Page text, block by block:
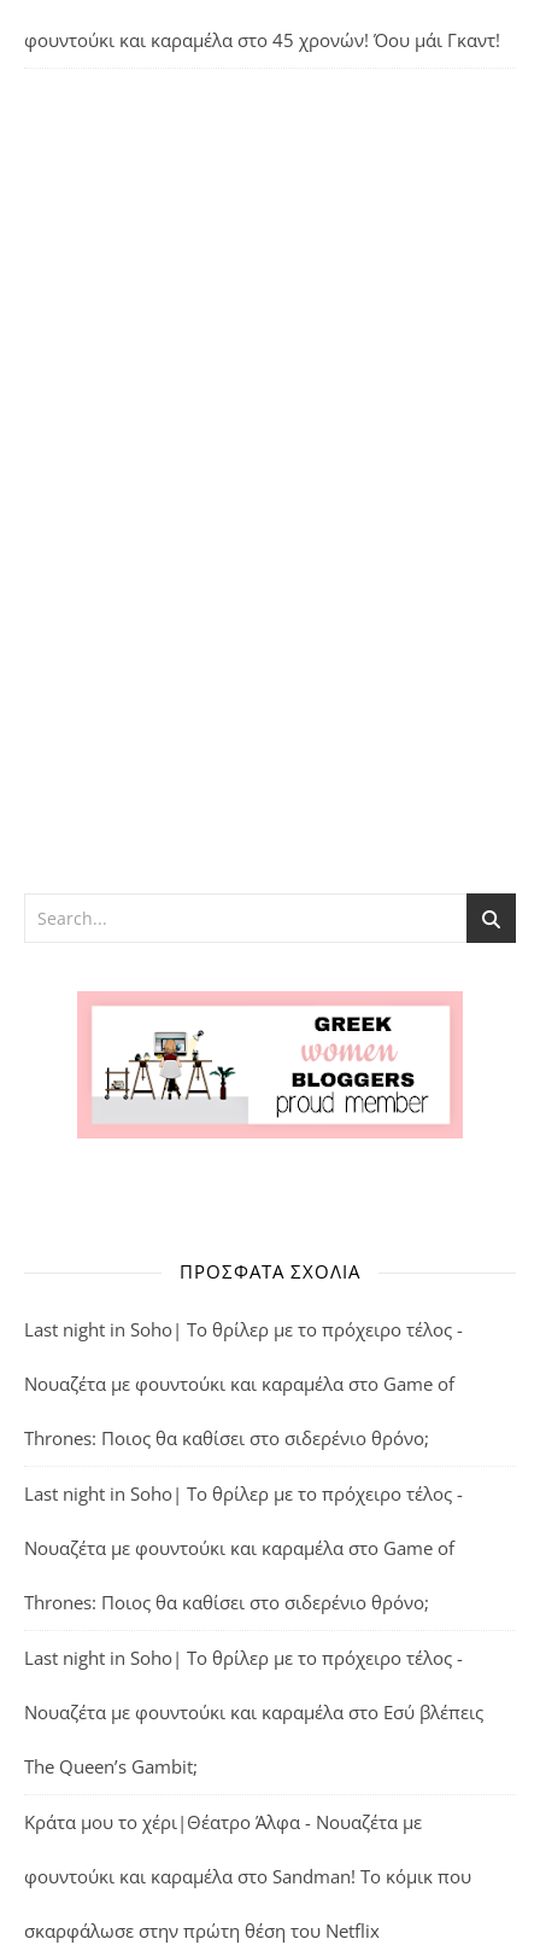
φουντούκι και καραμέλα στο 45 χρονών! Όου μάι Γκαντ!
ΠΡΌΣΦΑΤΑ ΣΧΌΛΙΑ
Last night in Soho| Το θρίλερ με το πρόχειρο τέλος -
Νουαζέτα με φουντούκι και καραμέλα στο Game of
Thrones: Ποιος θα καθίσει στο σιδερένιο θρόνο;
Last night in Soho| Το θρίλερ με το πρόχειρο τέλος -
Νουαζέτα με φουντούκι και καραμέλα στο Game of
Thrones: Ποιος θα καθίσει στο σιδερένιο θρόνο;
Last night in Soho| Το θρίλερ με το πρόχειρο τέλος -
Νουαζέτα με φουντούκι και καραμέλα στο Εσύ βλέπεις
The Queen’s Gambit;
Κράτα μου το χέρι|Θέατρο Άλφα - Νουαζέτα με
φουντούκι και καραμέλα στο Sandman! Το κόμικ που
σκαρφάλωσε στην πρώτη θέση του Netflix